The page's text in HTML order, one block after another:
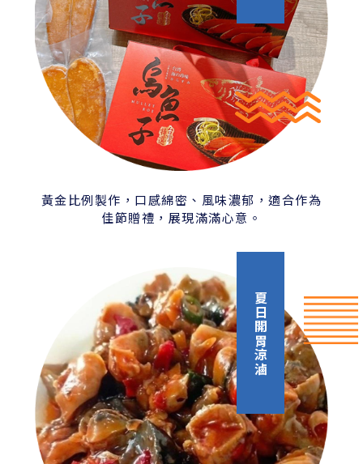
黃金比例製作，口感綿密、風味濃郁，適合作為
佳節贈禮，展現滿滿心意。
夏日開胃涼滷